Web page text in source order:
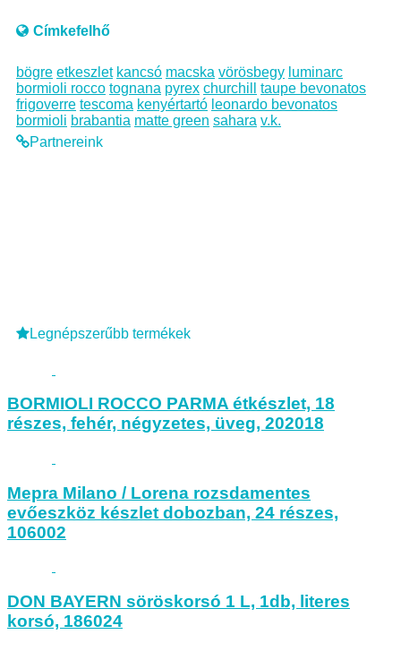
Címkefelhő
bögre etkeszlet kancsó macska vörösbegy luminarc
bormioli rocco tognana pyrex churchill
taupe bevonatos
frigoverre tescoma kenyértartó leonardo bevonatos
bormioli brabantia matte green sahara v.k.
Partnereink
Legnépszerűbb termékek
BORMIOLI ROCCO PARMA étkészlet, 18
részes, fehér, négyzetes, üveg, 202018
Mepra Milano / Lorena rozsdamentes
evőeszköz készlet dobozban, 24 részes,
106002
DON BAYERN söröskorsó 1 L, 1db, literes
korsó, 186024